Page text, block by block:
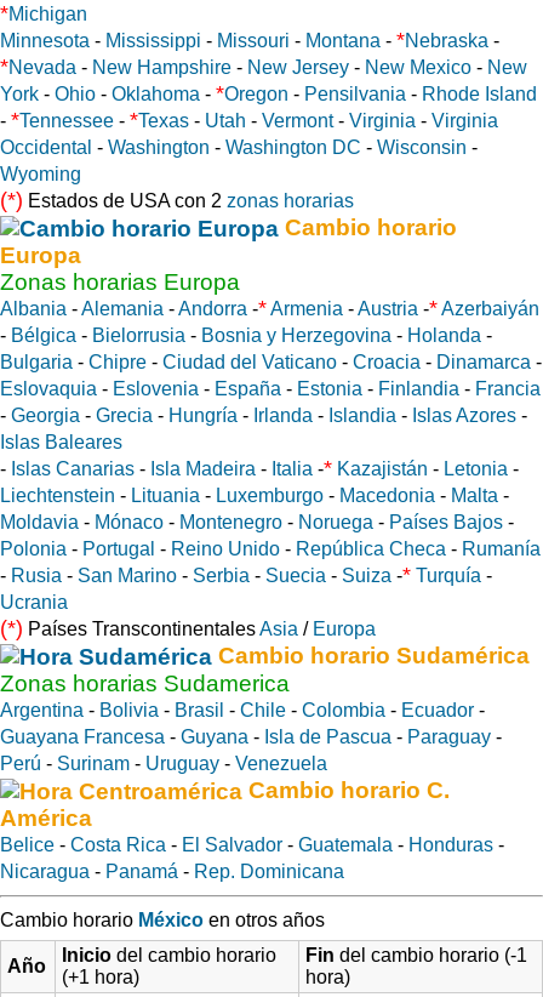
*Michigan
Minnesota - Mississippi - Missouri - Montana - *Nebraska -
*Nevada - New Hampshire - New Jersey - New Mexico - New
York - Ohio - Oklahoma - *Oregon - Pensilvania - Rhode Island
- *Tennessee - *Texas - Utah - Vermont- Virginia - Virginia
Occidental - Washington - Washington DC - Wisconsin -
Wyoming
(*) Estados de USA con 2 zonas horarias
Cambio horario
Europa
Zonas horarias Europa
Albania -Alemania -Andorra -*Armenia -Austria -*Azerbaiyán
- Bélgica - Bielorrusia - Bosnia y Herzegovina - Holanda -
Bulgaria - Chipre - Ciudad del Vaticano - Croacia - Dinamarca -
Eslovaquia - Eslovenia - España - Estonia - Finlandia - Francia
- Georgia - Grecia - Hungría - Irlanda - Islandia - Islas Azores -
Islas Baleares
- Islas Canarias - Isla Madeira - Italia -* Kazajistán - Letonia -
Liechtenstein - Lituania - Luxemburgo - Macedonia - Malta -
Moldavia - Mónaco - Montenegro - Noruega - Países Bajos -
Polonia - Portugal - Reino Unido - República Checa - Rumanía
- Rusia - San Marino - Serbia - Suecia - Suiza -* Turquía -
Ucrania
(*) Países TranscontinentalesAsia / Europa
Cambio horario Sudamérica
Zonas horarias Sudamerica
Argentina - Bolivia - Brasil - Chile - Colombia - Ecuador -
Guayana Francesa - Guyana - Isla de Pascua - Paraguay -
Perú - Surinam - Uruguay - Venezuela
Cambio horario C.
América
Belice - Costa Rica - El Salvador - Guatemala - Honduras -
Nicaragua - Panamá - Rep. Dominicana
Cambio horario México en otros años
Año
Inicio del cambio horario
(+1 hora)
Fin del cambio horario (-1
hora)